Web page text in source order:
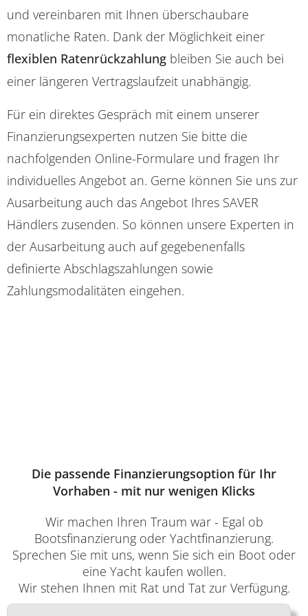
und vereinbaren mit Ihnen überschaubare
monatliche Raten. Dank der Möglichkeit einer
flexiblen Ratenrückzahlung bleiben Sie auch bei
einer längeren Vertragslaufzeit unabhängig.
Für ein direktes Gespräch mit einem unserer
Finanzierungsexperten nutzen Sie bitte die
nachfolgenden Online-Formulare und fragen Ihr
individuelles Angebot an. Gerne können Sie uns zur
Ausarbeitung auch das Angebot Ihres SAVER
Händlers zusenden. So können unsere Experten in
der Ausarbeitung auch auf gegebenenfalls
definierte Abschlagszahlungen sowie
Zahlungsmodalitäten eingehen.
Die passende Finanzierungsoption für Ihr
Vorhaben - mit nur wenigen Klicks
Wir machen Ihren Traum war - Egal ob
Bootsfinanzierung oder Yachtfinanzierung.
Sprechen Sie mit uns, wenn Sie sich ein Boot oder
eine Yacht kaufen wollen.
Wir stehen Ihnen mit Rat und Tat zur Verfügung.